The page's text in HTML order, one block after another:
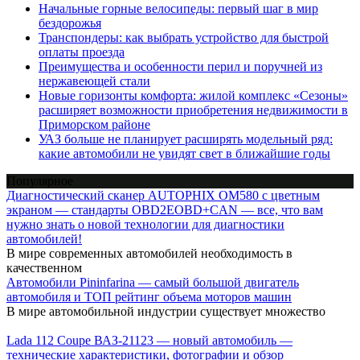
Начальные горные велосипеды: первый шаг в мир
бездорожья
Транспондеры: как выбрать устройство для быстрой
оплаты проезда
Преимущества и особенности перил и поручней из
нержавеющей стали
Новые горизонты комфорта: жилой комплекс «Сезоны»
расширяет возможности приобретения недвижимости в
Приморском районе
УАЗ больше не планирует расширять модельный ряд:
какие автомобили не увидят свет в ближайшие годы
Диагностический сканер AUTOPHIX OM580 с цветным
экраном — стандарты OBD2EOBD+CAN — все, что вам
нужно знать о новой технологии для диагностики
автомобилей!
В мире современных автомобилей необходимость в
качественном
Автомобили Pininfarina — самый большой двигатель
автомобиля и ТОП рейтинг объема моторов машин
В мире автомобильной индустрии существует множество
Lada 112 Coupe ВАЗ-21123 — новый автомобиль —
технические характеристики, фотографии и обзор